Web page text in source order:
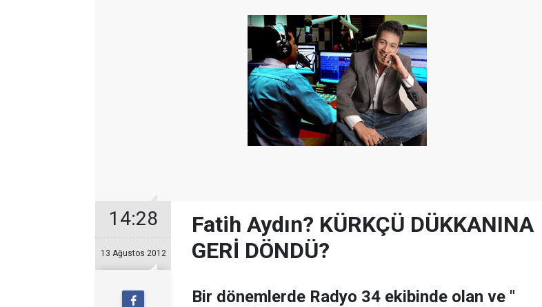
14:28
13 Ağustos 2012
Fatih Aydın? KÜRKÇÜ DÜKKANINA
GERİ DÖNDÜ?
Bir dönemlerde Radyo 34 ekibinde olan ve "